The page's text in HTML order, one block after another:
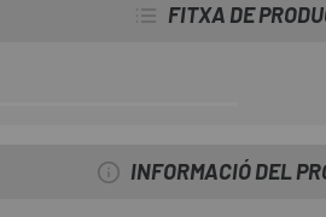
FITXA DE
INFORMACIÓ DEL